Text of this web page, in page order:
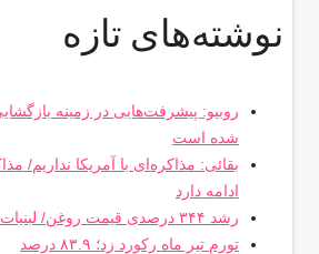
نوشته‌های تازه
روبیو: پیشرفت‌هایی در زمینه
شده است
بقائی: مذاکره‌ای با آمریکا نداریم/
ادامه دارد
رشد ۳۴۴ درصدی قیمت روغن/ لبنیات چقدر گران شد؟
تورم تیر ماه رکورد زد؛ ۸۳.۹ درصد